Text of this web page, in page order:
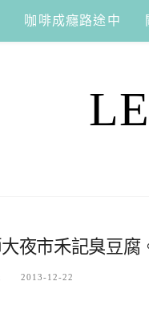
咖啡成癮路途中
夜市禾記臭豆腐
2013-12-22